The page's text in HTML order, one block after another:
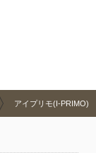
アイプリモ(I-PRIMO)